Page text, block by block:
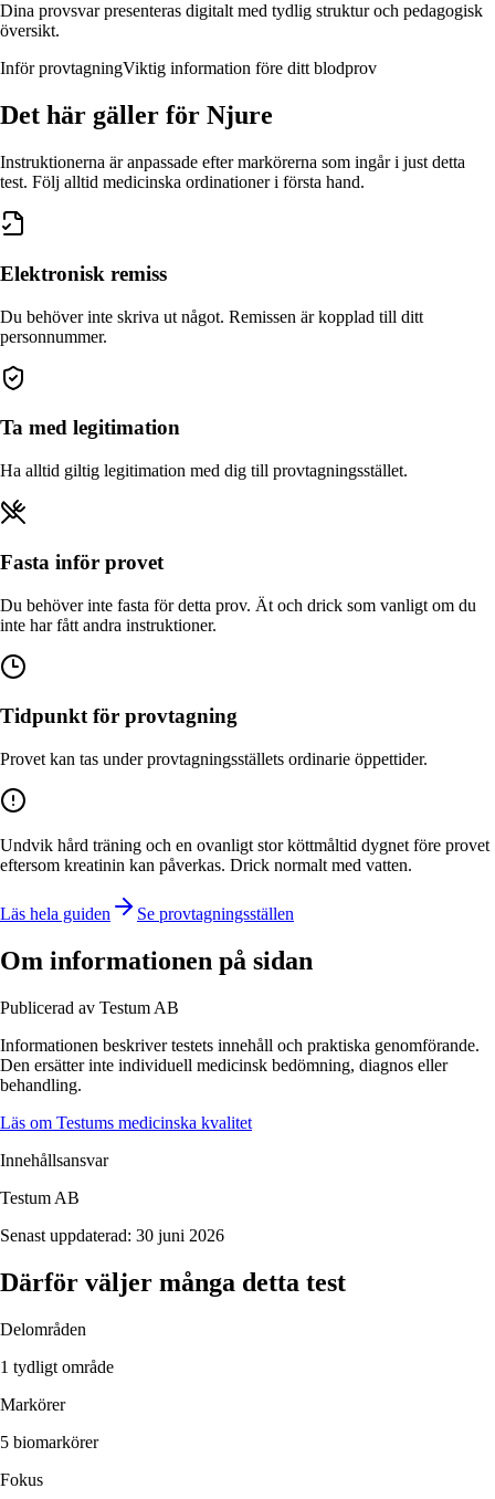
Dina provsvar presenteras digitalt med tydlig struktur och pedagogisk
översikt.
Inför provtagningViktig information före ditt blodprov
Det här gäller för Njure
Instruktionerna är anpassade efter markörerna som ingår i just detta
test. Följ alltid medicinska ordinationer i första hand.
Elektronisk remiss
Du behöver inte skriva ut något. Remissen är kopplad till ditt
personnummer.
Ta med legitimation
Ha alltid giltig legitimation med dig till provtagningsstället.
Fasta inför provet
Du behöver inte fasta för detta prov. Ät och drick som vanligt om du
inte har fått andra instruktioner.
Tidpunkt för provtagning
Provet kan tas under provtagningsställets ordinarie öppettider.
Undvik hård träning och en ovanligt stor köttmåltid dygnet före provet
eftersom kreatinin kan påverkas. Drick normalt med vatten.
Läs hela guiden Se provtagningsställen
Om informationen på sidan
Publicerad av Testum AB
Informationen beskrivertestets innehåll och praktiska genomförande.
Den ersätter inte individuell medicinsk bedömning, diagnos eller
behandling.
Läs om Testums medicinska kvalitet
Innehållsansvar
Testum AB
Senast uppdaterad: 30 juni 2026
Därför väljer många detta test
Delområden
1 tydligt område
Markörer
5 biomarkörer
Fokus